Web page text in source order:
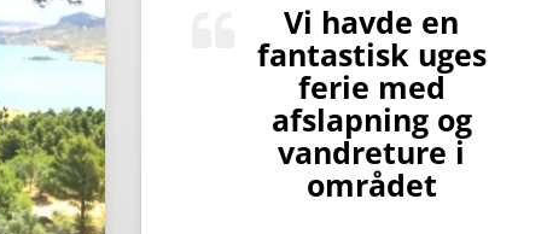
Vi havde en
fantastisk uges
ferie med
afslapning og
vandreture i
området